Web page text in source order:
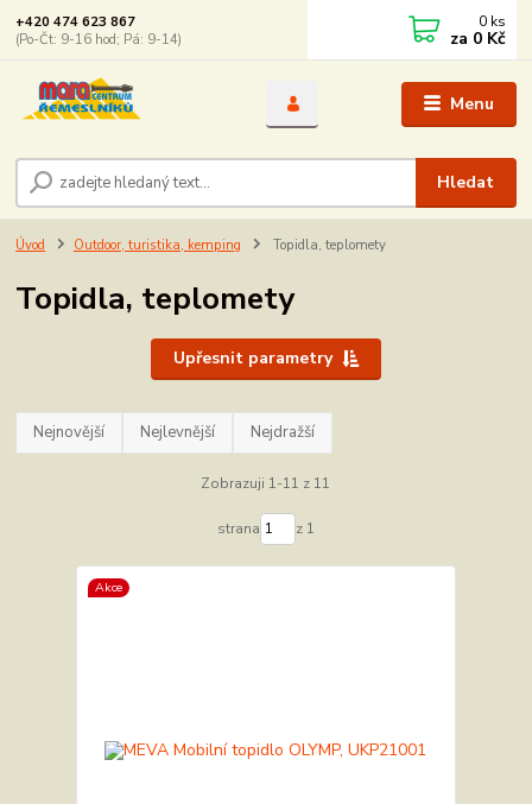
Menu
Hledat
+420 474 623 867
(Po-Čt: 9-16 hod; Pá: 9-14)
0 ks
za 0 Kč
Úvod Outdoor, turistika, kemping Topidla, teplomety
Topidla, teplomety
Upřesnit parametry
Nejnovější Nejlevnější Nejdražší
Zobrazuji 1-11 z 11
strana z 1
Akce